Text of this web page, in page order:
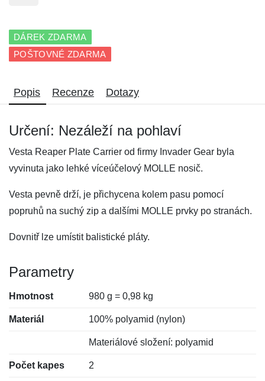
DÁREK ZDARMA
POŠTOVNÉ ZDARMA
Popis Recenze Dotazy
Určení: Nezáleží na pohlaví
Vesta Reaper Plate Carrier od firmy Invader Gear byla
vyvinuta jako lehké víceúčelový MOLLE nosič.
Vesta pevně drží, je přichycena kolem pasu pomocí
popruhů na suchý zip a dalšími MOLLE prvky po stranách.
Dovnitř lze umístit balistické pláty.
Parametry
Hmotnost 980 g = 0,98 kg
Materiál 100% polyamid (nylon)
Materiálové složení: polyamid
Počet kapes 2